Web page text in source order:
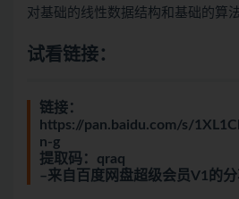
对基础的线性数据结构和基础的算
试看链接：
链接：
https://pan.baidu.com/s/
n-g
提取码：qraq
–来自百度网盘超级会员V1的